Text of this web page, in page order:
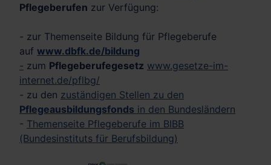
Pflegeberufen zur Verfügung:
- zur Themenseite Bildung für Pflegeberufe
auf www.dbfk.de/bildung
- zum Pflegeberufegesetz www.gesetze-im-
internet.de/pflbg/
- zu den zuständigen Stellen zu den
Pflegeausbildungsfonds in den Bundesländern
- Themenseite Pflegeberufe im BIBB
(Bundesinstituts für Berufsbildung)